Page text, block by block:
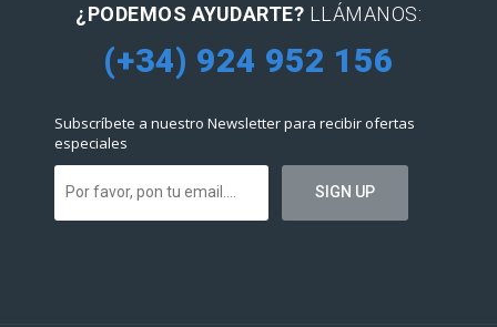
¿PODEMOS AYUDARTE? LLÁMANOS:
(+34) 924 952 156
Subscríbete a nuestro Newsletter para recibir ofertas
especiales